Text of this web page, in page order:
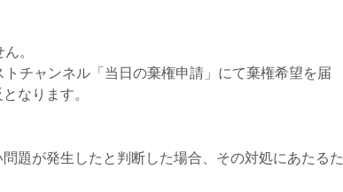
。
チャンネル「当日の棄権申請」にて棄権希望を届
なります。
題が発生したと判断した場合、その対処にあたるた